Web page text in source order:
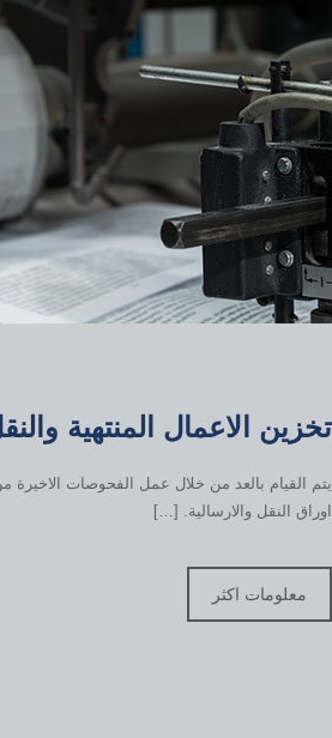
تخزين الاعمال المنتهية
يتم القيام بالعد من خلال عمل الفحوصات
اوراق النقل والارسالية. […]
معلومات اكثر